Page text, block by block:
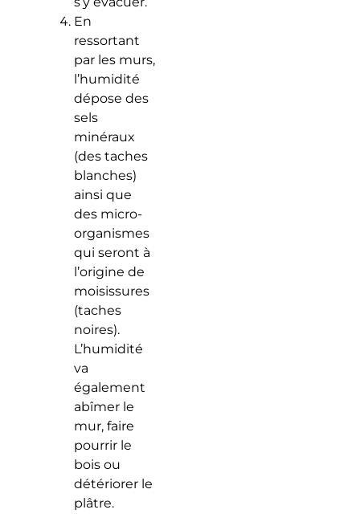
En
ressortant
par les murs,
l’humidité
dépose des
sels
minéraux
(des taches
blanches)
ainsi que
des micro-
organismes
qui seront à
l’origine de
moisissures
(taches
noires).
L’humidité
va
également
abîmer le
mur, faire
pourrir le
bois ou
détériorer le
plâtre.